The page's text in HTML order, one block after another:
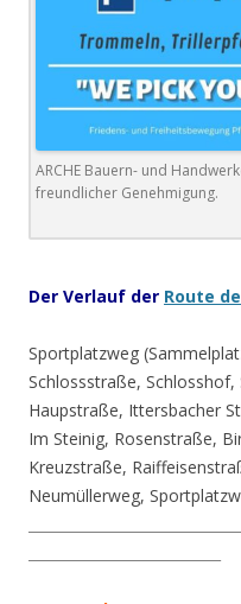
ARCHE Bauern- und
freundlicher Genehmigung.
Der Verlauf der Route
Sportplatzweg
Schlossstraße,
Haupstraße, Ittersbacher
Im Steinig, Rosenstraße,
Kreuzstraße,
Neumüllerweg,